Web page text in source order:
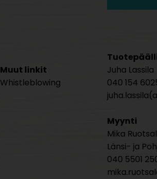
Muut linkit
Whistleblowing
Juha Lassila
040 154
Myynti
Mika
Länsi- ja
040 5501